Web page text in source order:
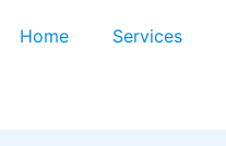
Home Services